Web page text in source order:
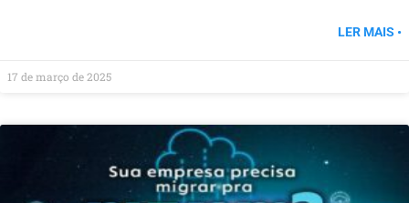
LER MAIS •
17 de março de 2025